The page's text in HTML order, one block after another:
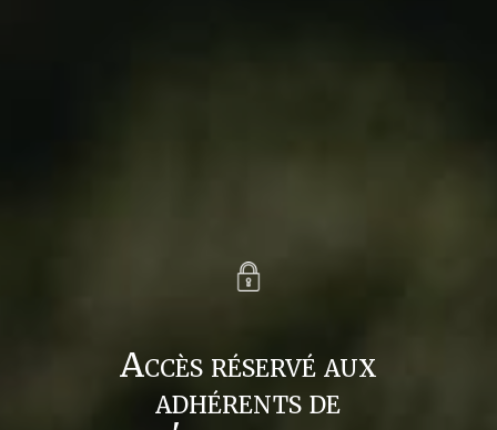
Accès réservé aux
adhérents de